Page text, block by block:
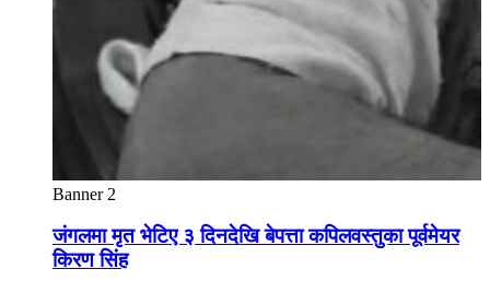
Banner 2
जंगलमा मृत भेटिए ३ दिनदेखि बेपत्ता कपिलवस्तुका पूर्वमेयर
किरण सिंह